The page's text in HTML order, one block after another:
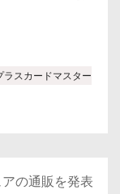
スカードマスター
の通販を発表